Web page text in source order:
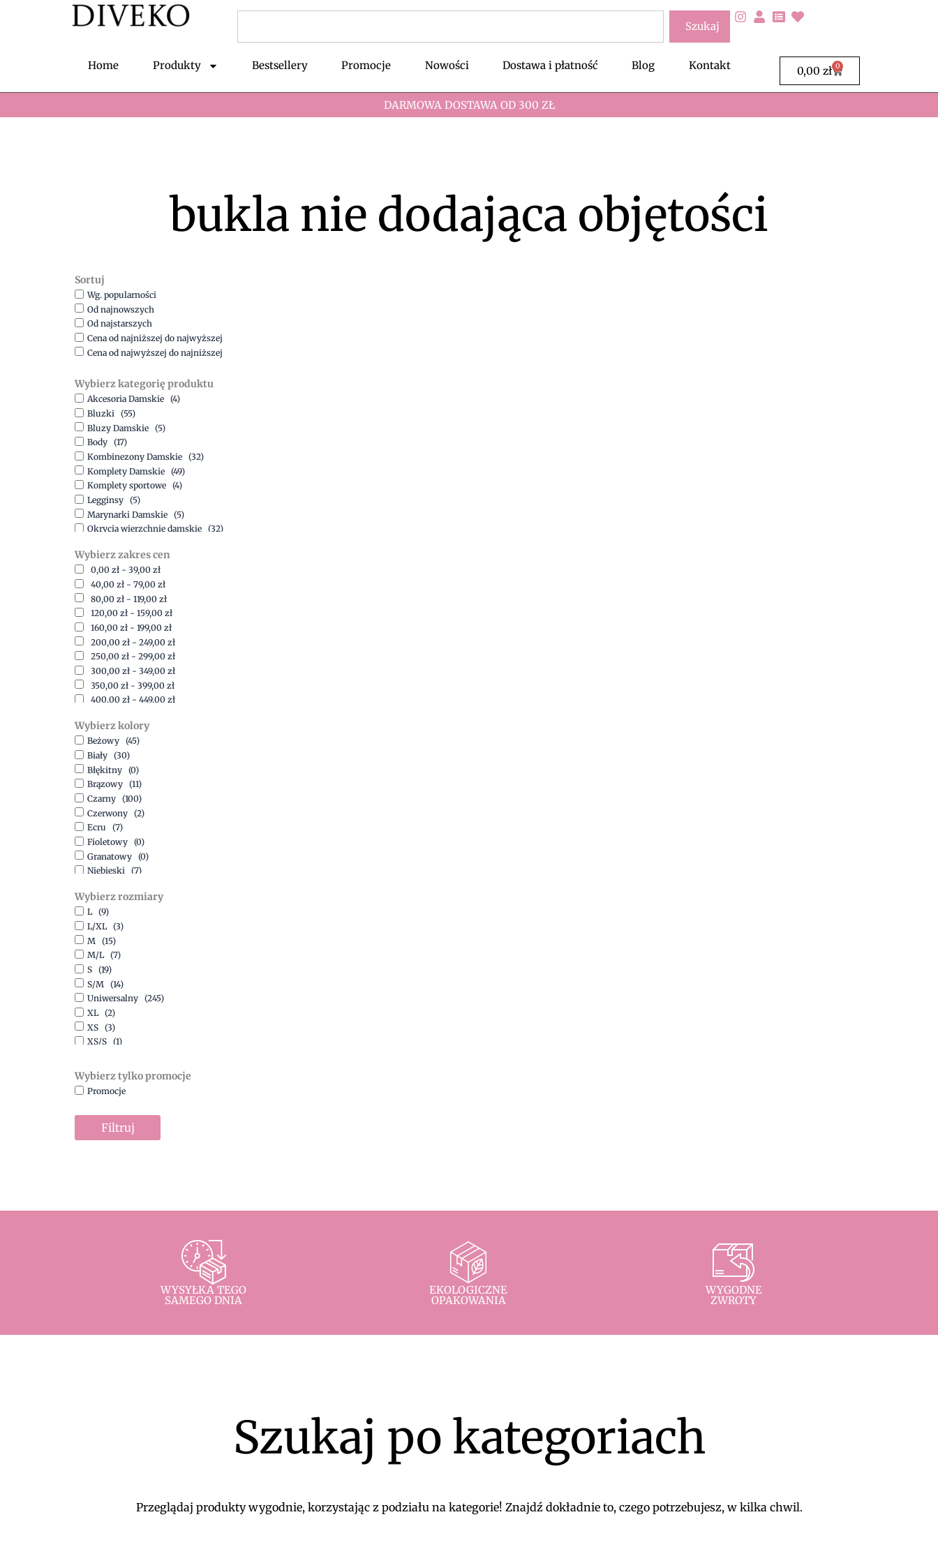
Szukaj
Home Produkty Bestsellery Promocje Nowości Dostawa i płatność Blog Kontakt 0,00 zł 0
Wózek
DARMOWA DOSTAWA OD 300 ZŁ
bukla nie dodająca objętości
Sortuj
Wg. popularności
Od najnowszych
Od najstarszych
Cena od najniższej do najwyższej
Cena od najwyższej do najniższej
Wybierz kategorię produktu
Akcesoria Damskie (4)
Bluzki (55)
Bluzy Damskie (5)
Body (17)
Kombinezony Damskie (32)
Komplety Damskie (49)
Komplety sportowe (4)
Legginsy (5)
Marynarki Damskie (5)
Okrycia wierzchnie damskie (32)
Spodnie (15)
Sukienki (41)
Swetry Damskie (19)
Szorty (7)
Wybierz zakres cen
0,00 zł - 39,00 zł
40,00 zł - 79,00 zł
80,00 zł - 119,00 zł
120,00 zł - 159,00 zł
160,00 zł - 199,00 zł
200,00 zł - 249,00 zł
250,00 zł - 299,00 zł
300,00 zł - 349,00 zł
350,00 zł - 399,00 zł
400,00 zł - 449,00 zł
500,00zł-1500,00
Wybierz kolory
Beżowy (45)
Biały (30)
Błękitny (0)
Brązowy (11)
Czarny (100)
Czerwony (2)
Ecru
(7)
Fioletowy (0)
Granatowy (0)
Niebieski (7)
Pomarańczowy
(2)
Różowy
Srebrny
Szary
Turkusowy
Zielony
Złoty
(1)
Wybierz rozmiary
L (9)
L/XL (3)
M (15)
M/L (7)
S (19)
S/M (14)
Uniwersalny (245)
XL (2)
XS (3)
XS/S (1)
Wybierz tylko promocje
Promocje
Filtruj
WYSYŁKA TEGO
SAMEGO DNIA
EKOLOGICZNE
OPAKOWANIA
WYGODNE
ZWROTY
Szukaj po kategoriach
Przeglądaj produkty wygodnie, korzystając z podziału na kategorie! Znajdź dokładnie to, czego potrzebujesz, w kilka chwil.